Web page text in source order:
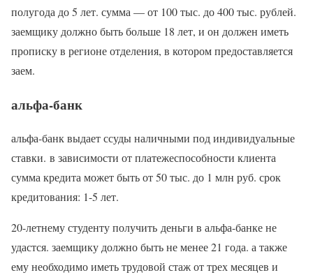
полугода до 5 лет. сумма — от 100 тыс. до 400 тыс. рублей.
заемщику должно быть больше 18 лет, и он должен иметь
прописку в регионе отделения, в котором предоставляется
заем.
альфа-банк
альфа-банк выдает ссуды наличными под индивидуальные
ставки. в зависимости от платежеспособности клиента
сумма кредита может быть от 50 тыс. до 1 млн руб. срок
кредитования: 1-5 лет.
20-летнему студенту получить деньги в альфа-банке не
удастся. заемщику должно быть не менее 21 года. а также
ему необходимо иметь трудовой стаж от трех месяцев и